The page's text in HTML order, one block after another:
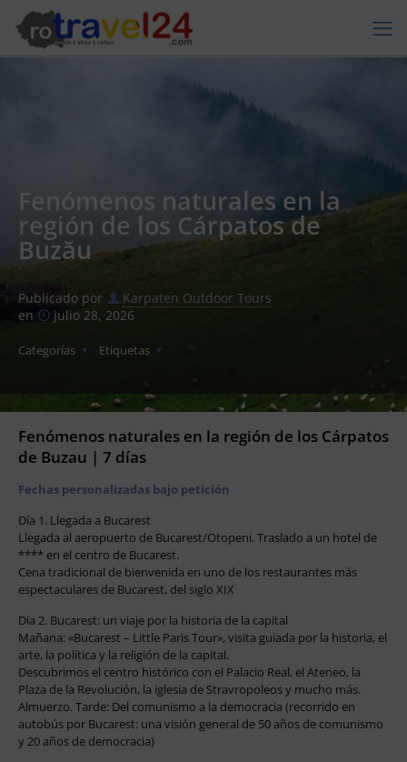
Fenómenos naturales en la
región de los Cárpatos de
Buzău
Publicado por
Karpaten Outdoor Tours
en
julio 28, 2026
Categorías Etiquetas
Fenómenos naturales en la región de los Cárpatos
de Buzau | 7 días
Fechas personalizadas bajo petición
Día 1. Llegada a Bucarest
Llegada al aeropuerto de Bucarest/Otopeni. Traslado a un hotel de
**** en el centro de Bucarest.
Cena tradicional de bienvenida en uno de los restaurantes más
espectaculares de Bucarest, del siglo XIX
Día 2. Bucarest: un viaje por la historia de la capital
Mañana: «Bucarest – Little Paris Tour», visita guiada por la historia, el
arte, la política y la religión de la capital.
Descubrimos el centro histórico con el Palacio Real, el Ateneo, la
Plaza de la Revolución, la iglesia de Stravropoleos y mucho más.
Almuerzo. Tarde: Del comunismo a la democracia (recorrido en
autobús por Bucarest: una visión general de 50 años de comunismo
y 20 años de democracia)